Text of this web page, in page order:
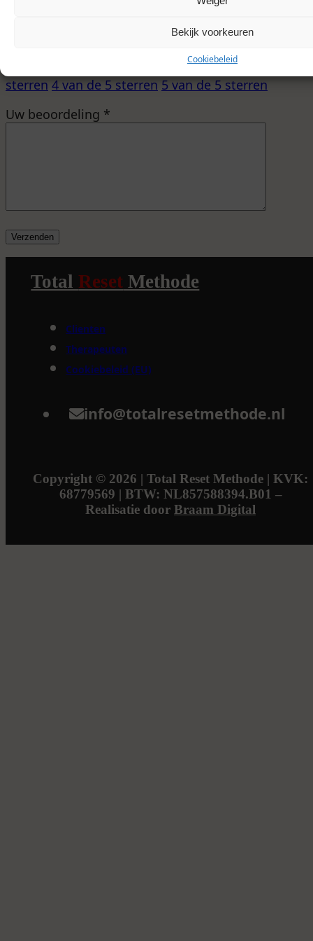
Bekijk voorkeuren
Cookiebeleid
2 van de 5 sterren 3 van de 5
sterren 4 van de 5 sterren 5 van de 5 sterren
Uw beoordeling *
TotalReset Methode
Clienten
Therapeuten
Cookiebeleid (EU)
info@totalresetmethode.nl
Copyright © 2026 | Total Reset Methode | KVK:
68779569 | BTW: NL857588394.B01 –
Realisatie door Braam Digital